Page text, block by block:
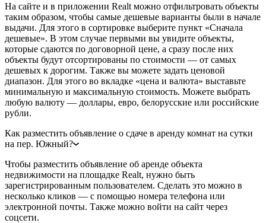
На сайте и в приложении Realt можно отфильтровать объекты
таким образом, чтобы самые дешевые варианты были в начале
выдачи. Для этого в сортировке выберите пункт «Сначала
дешевые». В этом случае первыми вы увидите объекты,
которые сдаются по договорной цене, а сразу после них
объекты будут отсортированы по стоимости — от самых
дешевых к дорогим. Также вы можете задать ценовой
диапазон. Для этого во вкладке «цена и валюта» выставьте
минимальную и максимальную стоимость. Можете выбрать
любую валюту — доллары, евро, белорусские или российские
рубли.
Как разместить объявление о сдаче в аренду комнат на сутки
на пер. Южный?
Чтобы разместить объявление об аренде объекта
недвижимости на площадке Realt, нужно быть
зарегистрированным пользователем. Сделать это можно в
несколько кликов — с помощью номера телефона или
электронной почты. Также можно войти на сайт через
соцсети.